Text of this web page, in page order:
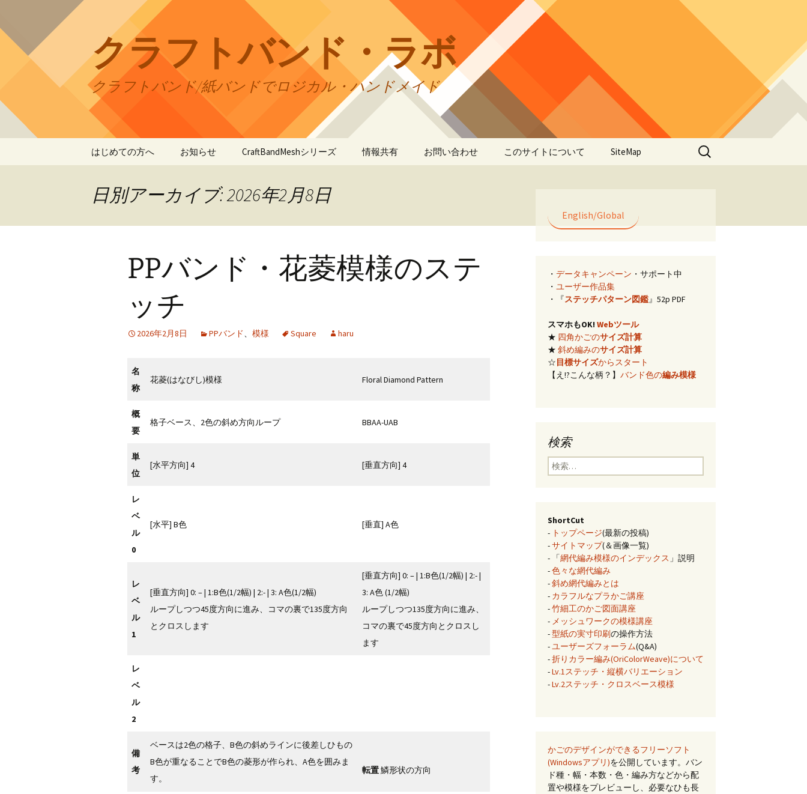
テ
キ
プ
クラフトバンド・ラボ
クラフトバンド/紙バンドでロジカル・ハンドメイド
はじめての方へ お知らせ CraftBandMeshシリーズ
CraftBandSquare45
CraftBandKnot出力例
CraftBandSquare
起動するまで
手動インストール手順
情報共有
リンク・リンク
四角かごのサイズ計算
目標サイズからの概算
バンド色の編み模様
クロスベースのステッ
チ・2色の組合せ模様
お問い合わせ このサイトについて
折りカラー編み
(OriColorWeave)につい
SiteMap
検
索:
日別アーカイブ: 2026年2月8日
PPバンド・花菱模様のステ
ッチ
2026年2月8日 PPバンド、 模様 Square haru
名
称
花菱(はなびし)模様 Floral Diamond Pattern
概
要
格子ベース、2色の斜め方向ループ BBAA-UAB
単
位
[水平方向] 4 [垂直方向] 4
レ
ベ
ル
0
[水平] B色 [垂直] A色
レ
ベ
ル
1
[垂直方向] 0: – | 1:B色(1/2幅) | 2:- | 3: A色(1/2幅)
ループしつつ45度方向に進み、コマの裏で135度方向
とクロスします
[垂直方向] 0: – | 1:B色(1/2幅) | 2:- |
3: A色 (1/2幅)
ループしつつ135度方向に進み、
コマの裏で45度方向とクロスし
ます
レ
ベ
ル
2
備
考
ベースは2色の格子、B色の斜めラインに後差しひもの
B色が重なることでB色の菱形が作られ、A色を囲みま
す。
転置鱗形状の方向
English/Global
・ データキャンペーン ・サポート中
・ ユーザー作品集
・『ステッチパターン図鑑』52p PDF
スマホもOK! Webツール
★ 四角かごのサイズ計算
★ 斜め編みのサイズ計算
☆目標サイズからスタート
【え!?こんな柄？】 バンド色の編み模様
検索
検
索:
ShortCut
- トップページ(最新の投稿)
-サイトマップ(＆画像一覧)
- 「網代編み模様のインデックス 」説明
-色々な網代編み
-斜め網代編みとは
- カラフルなプラかご講座
-竹細工のかご図面講座
- メッシュワークの模様講座
-型紙の実寸印刷の操作方法
-ユーザーズフォーラム(Q&A)
-折りカラー編み(OriColorWeave)について
-Lv.1ステッチ・縦横バリエーション
-Lv.2ステッチ・クロスベース模様
かごのデザインができるフリーソフト
(Windowsアプリ)を公開しています。バン
ド種・幅・本数・色・編み方などから配
置や模様をプレビューし、必要なひも長